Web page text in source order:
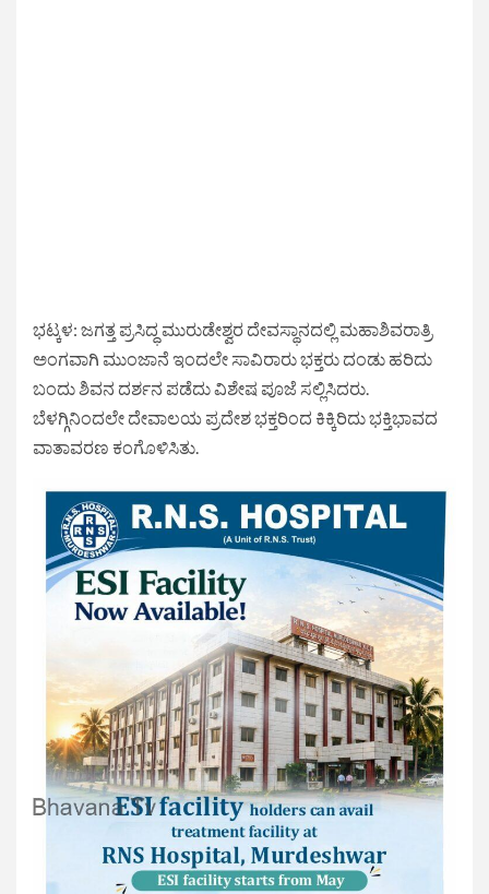
ಭಟ್ಕಳ: ಜಗತ್ತ ಪ್ರಸಿದ್ಧ ಮುರುಡೇಶ್ವರ ದೇವಸ್ಥಾನದಲ್ಲಿ ಮಹಾಶಿವರಾತ್ರಿ
ಅಂಗವಾಗಿ ಮುಂಜಾನೆ ಇಂದಲೇ ಸಾವಿರಾರು ಭಕ್ತರು ದಂಡು ಹರಿದು
ಬಂದು ಶಿವನ ದರ್ಶನ ಪಡೆದು ವಿಶೇಷ ಪೂಜೆ ಸಲ್ಲಿಸಿದರು.
ಬೆಳಗ್ಗಿನಿಂದಲೇ ದೇವಾಲಯ ಪ್ರದೇಶ ಭಕ್ತರಿಂದ ಕಿಕ್ಕಿರಿದು ಭಕ್ತಿಭಾವದ
ವಾತಾವರಣ ಕಂಗೊಳಿಸಿತು.